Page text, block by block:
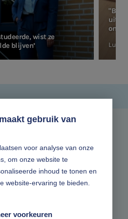
gebruik van
voor analyse van onze
om onze website te
inhoud te tonen en
website-ervaring te bieden.
voorkeuren
wist ze
blijven’
"Bij
ons online